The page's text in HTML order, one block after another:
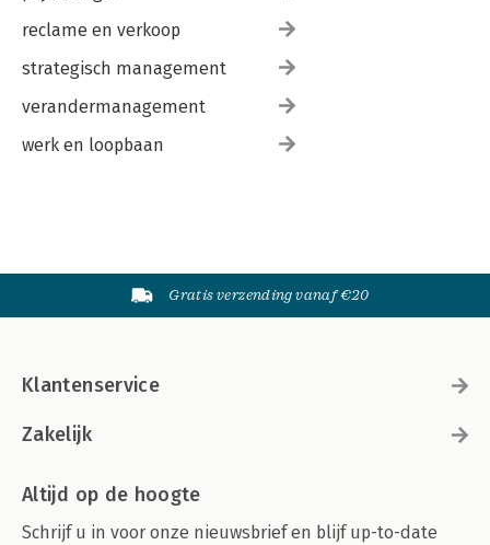
reclame en verkoop
strategisch management
verandermanagement
werk en loopbaan
Gratis verzending vanaf €20
Klantenservice
Zakelijk
Altijd op de hoogte
Schrijf u in voor onze nieuwsbrief en blijf up-to-date